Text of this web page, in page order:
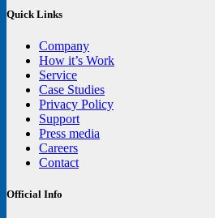
Quick Links
Company
How it’s Work
Service
Case Studies
Privacy Policy
Support
Press media
Careers
Contact
Official Info